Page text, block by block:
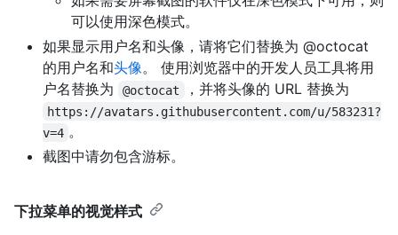
可以使用深色模式。
如果显示用户名和头像，请将它们替换为 @octocat
的用户名和头像。 使用浏览器中的开发人员工具将用
户名替换为
@octocat ，并将头像的 URL 替换为
https://avatars.githubusercontent.com/u/583231?
v=4 。
截图中请勿包含游标。
下拉菜单的视觉样式